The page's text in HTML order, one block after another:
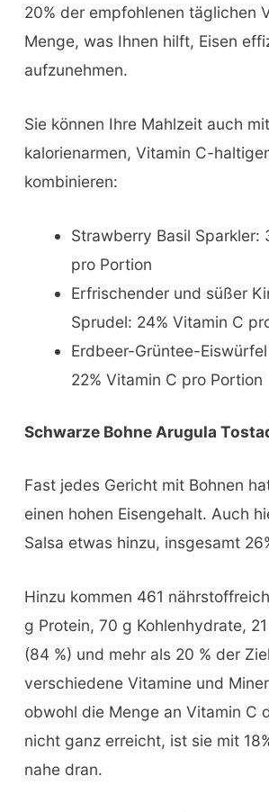
20% der empfohlenen täglichen
Menge, was Ihnen hilft, Eisen
aufzunehmen.
Sie können Ihre Mahlzeit auch
kalorienarmen, Vitamin C-
kombinieren:
Strawberry Basil Sparkler:
pro Portion
Erfrischender und süßer
Sprudel: 24% Vitamin C
Erdbeer-Grüntee-
22% Vitamin C pro Portion
Schwarze Bohne Arugula
Fast jedes Gericht mit Bohnen
einen hohen Eisengehalt. Auch
Salsa etwas hinzu, insgesamt
Hinzu kommen 461
g Protein, 70 g Kohlenhydrate,
(84 %) und mehr als 20 % der
verschiedene Vitamine und
obwohl die Menge an Vitamin C
nicht ganz erreicht, ist sie mit
nahe dran.